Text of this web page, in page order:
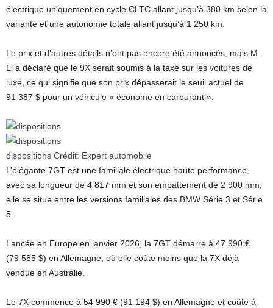
électrique uniquement en cycle CLTC allant jusqu’à 380 km selon la
variante et une autonomie totale allant jusqu’à 1 250 km.
Le prix et d’autres détails n’ont pas encore été annoncés, mais M.
Li a déclaré que le 9X serait soumis à la taxe sur les voitures de
luxe, ce qui signifie que son prix dépasserait le seuil actuel de
91 387 $ pour un véhicule « économe en carburant ».
dispositions Crédit: Expert automobile
L’élégante 7GT est une familiale électrique haute performance,
avec sa longueur de 4 817 mm et son empattement de 2 900 mm,
elle se situe entre les versions familiales des BMW Série 3 et Série
5.
Lancée en Europe en janvier 2026, la 7GT démarre à 47 990 €
(79 585 $) en Allemagne, où elle coûte moins que la 7X déjà
vendue en Australie.
Le 7X commence à 54 990 € (91 194 $) en Allemagne et coûte à